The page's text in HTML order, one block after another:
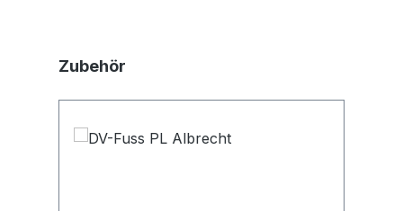
Produktgalerie überspringen
Zubehör